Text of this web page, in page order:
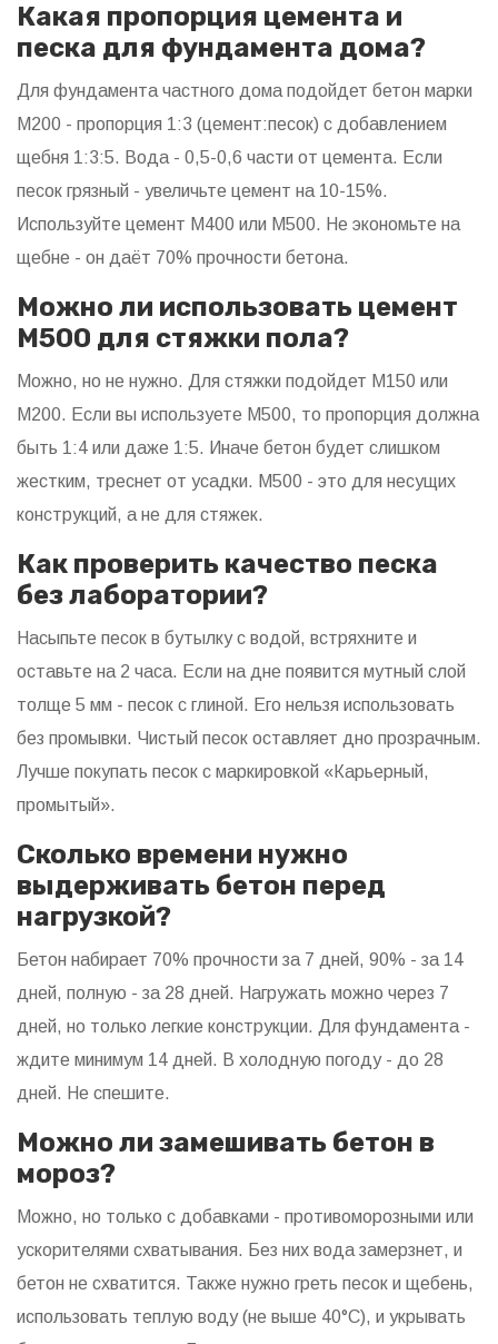
Какая пропорция цемента и
песка для фундамента дома?
Для фундамента частного дома подойдет бетон марки
М200 - пропорция 1:3 (цемент:песок) с добавлением
щебня 1:3:5. Вода - 0,5-0,6 части от цемента. Если
песок грязный - увеличьте цемент на 10-15%.
Используйте цемент М400 или М500. Не экономьте на
щебне - он даёт 70% прочности бетона.
Можно ли использовать цемент
М500 для стяжки пола?
Можно, но не нужно. Для стяжки подойдет М150 или
М200. Если вы используете М500, то пропорция должна
быть 1:4 или даже 1:5. Иначе бетон будет слишком
жестким, треснет от усадки. М500 - это для несущих
конструкций, а не для стяжек.
Как проверить качество песка
без лаборатории?
Насыпьте песок в бутылку с водой, встряхните и
оставьте на 2 часа. Если на дне появится мутный слой
толще 5 мм - песок с глиной. Его нельзя использовать
без промывки. Чистый песок оставляет дно прозрачным.
Лучше покупать песок с маркировкой «Карьерный,
промытый».
Сколько времени нужно
выдерживать бетон перед
нагрузкой?
Бетон набирает 70% прочности за 7 дней, 90% - за 14
дней, полную - за 28 дней. Нагружать можно через 7
дней, но только легкие конструкции. Для фундамента -
ждите минимум 14 дней. В холодную погоду - до 28
дней. Не спешите.
Можно ли замешивать бетон в
мороз?
Можно, но только с добавками - противоморозными или
ускорителями схватывания. Без них вода замерзнет, и
бетон не схватится. Также нужно греть песок и щебень,
использовать теплую воду (не выше 40°C), и укрывать